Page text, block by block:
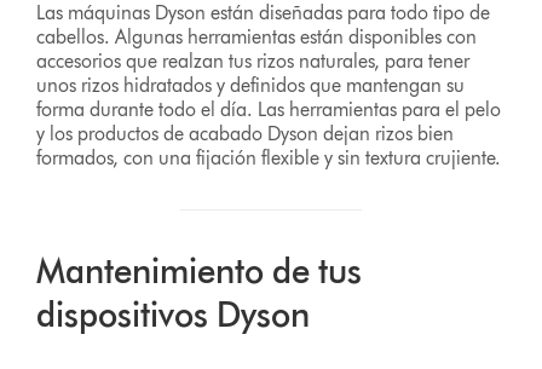
Las máquinas Dyson están diseñadas para todo tipo de
cabellos. Algunas herramientas están disponibles con
accesorios que realzan tus rizos naturales, para tener
unos rizos hidratados y definidos que mantengan su
forma durante todo el día. Las herramientas para el pelo
y los productos de acabado Dyson dejan rizos bien
formados, con una fijación flexible y sin textura crujiente.
Mantenimiento de tus
dispositivos Dyson